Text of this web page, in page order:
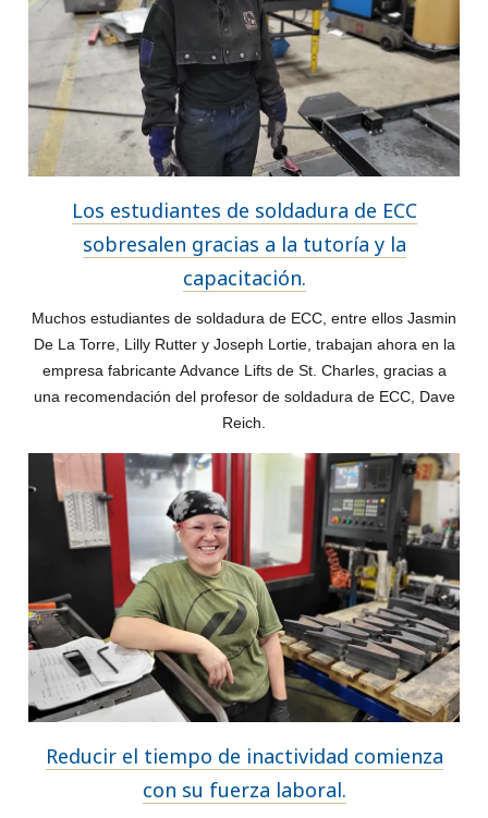
Los estudiantes de soldadura de ECC
sobresalen gracias a la tutoría y la
capacitación.
Muchos estudiantes de soldadura de ECC, entre ellos Jasmin
De La Torre, Lilly Rutter y Joseph Lortie, trabajan ahora en la
empresa fabricante Advance Lifts de St. Charles, gracias a
una recomendación del profesor de soldadura de ECC, Dave
Reich.
Reducir el tiempo de inactividad comienza
con su fuerza laboral.